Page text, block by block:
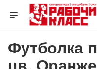
Футболка